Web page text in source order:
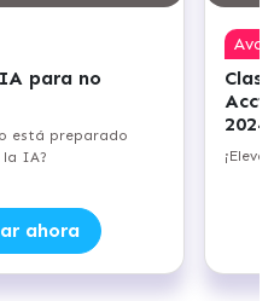
para no
está preparado
la IA?
ahora
2024